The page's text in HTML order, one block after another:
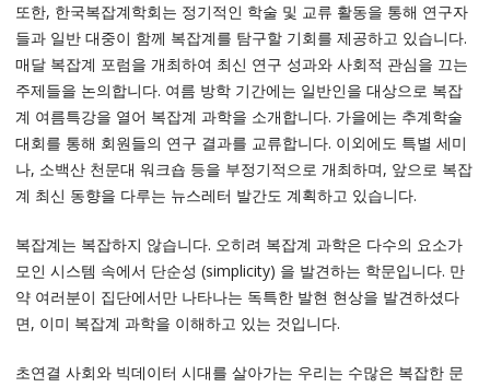
또한, 한국복잡계학회는 정기적인 학술 및 교류 활동을 통해 연구자
들과 일반 대중이 함께 복잡계를 탐구할 기회를 제공하고 있습니다.
매달 복잡계 포럼을 개최하여 최신 연구 성과와 사회적 관심을 끄는
주제들을 논의합니다. 여름 방학 기간에는 일반인을 대상으로 복잡
계 여름특강을 열어 복잡계 과학을 소개합니다. 가을에는 추계학술
대회를 통해 회원들의 연구 결과를 교류합니다. 이외에도 특별 세미
나, 소백산 천문대 워크숍 등을 부정기적으로 개최하며, 앞으로 복잡
계 최신 동향을 다루는 뉴스레터 발간도 계획하고 있습니다.
복잡계는 복잡하지 않습니다. 오히려 복잡계 과학은 다수의 요소가
모인 시스템 속에서 단순성 (simplicity) 을 발견하는 학문입니다. 만
약 여러분이 집단에서만 나타나는 독특한 발현 현상을 발견하셨다
면, 이미 복잡계 과학을 이해하고 있는 것입니다.
초연결 사회와 빅데이터 시대를 살아가는 우리는 수많은 복잡한 문